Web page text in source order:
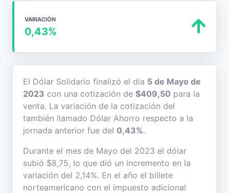
VARIACIÓN
0,43%
El Dólar Solidario finalizó el día 5 de Mayo de
2023 con una cotización de $409,50 para la
venta. La variación de la cotización del
también llamado Dólar Ahorro respecto a la
jornada anterior fue del 0,43%.
Durante el mes de Mayo del 2023 el dólar
subió $8,75, lo que dió un incremento en la
variación del 2,14%. En el año el billete
norteamericano con el impuesto adicional